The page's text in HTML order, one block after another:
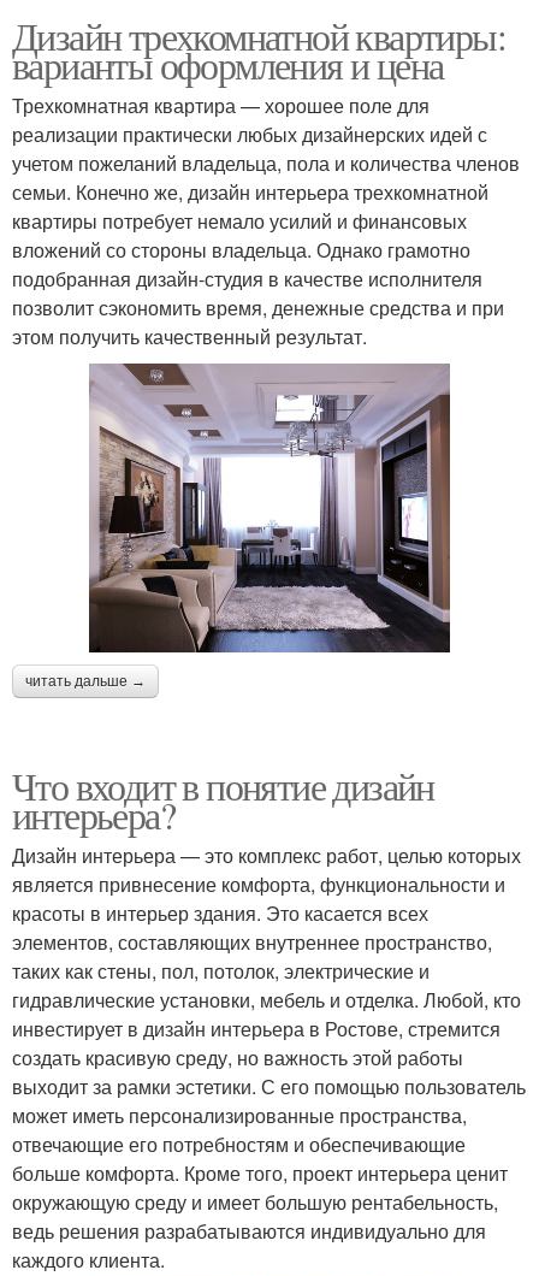
Дизайн трехкомнатной квартиры:
варианты оформления и цена
Трехкомнатная квартира — хорошее поле для
реализации практически любых дизайнерских идей с
учетом пожеланий владельца, пола и количества членов
семьи. Конечно же, дизайн интерьера трехкомнатной
квартиры потребует немало усилий и финансовых
вложений со стороны владельца. Однако грамотно
подобранная дизайн-студия в качестве исполнителя
позволит сэкономить время, денежные средства и при
этом получить качественный результат.
читать дальше →
Что входит в понятие дизайн
интерьера?
Дизайн интерьера — это комплекс работ, целью которых
является привнесение комфорта, функциональности и
красоты в интерьер здания. Это касается всех
элементов, составляющих внутреннее пространство,
таких как стены, пол, потолок, электрические и
гидравлические установки, мебель и отделка. Любой, кто
инвестирует в дизайн интерьера в Ростове, стремится
создать красивую среду, но важность этой работы
выходит за рамки эстетики. С его помощью пользователь
может иметь персонализированные пространства,
отвечающие его потребностям и обеспечивающие
больше комфорта. Кроме того, проект интерьера ценит
окружающую среду и имеет большую рентабельность,
ведь решения разрабатываются индивидуально для
каждого клиента.